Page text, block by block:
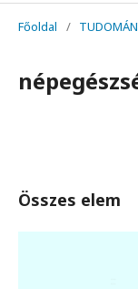
Főoldal /
Összes elem